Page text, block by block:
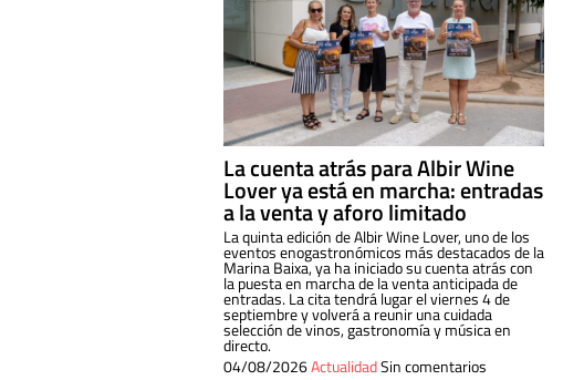
La cuenta atrás para Albir Wine
Lover ya está en marcha: entradas
a la venta y aforo limitado
La quinta edición de Albir Wine Lover, uno de los
eventos enogastronómicos más destacados de la
Marina Baixa, ya ha iniciado su cuenta atrás con
la puesta en marcha de la venta anticipada de
entradas. La cita tendrá lugar el viernes 4 de
septiembre y volverá a reunir una cuidada
selección de vinos, gastronomía y música en
directo.
04/08/2026ActualidadSin comentarios